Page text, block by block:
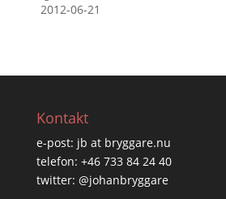
2012-06-21
Kontakt
e-post: jb at bryggare.nu
telefon: +46 733 84 24 40
twitter: @johanbryggare